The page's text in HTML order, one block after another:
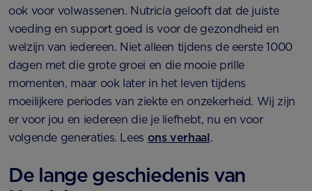
ook voor volwassenen. Nutricia gelooft dat de juiste
voeding en support goed is voor de gezondheid en
welzijn van iedereen. Niet alleen tijdens de eerste 1000
dagen met die grote groei en die mooie prille
momenten, maar ook later in het leven tijdens
moeilijkere periodes van ziekte en onzekerheid. Wij zijn
er voor jou en iedereen die je liefhebt, nu en voor
volgende generaties. Lees ons verhaal.
De lange geschiedenis van